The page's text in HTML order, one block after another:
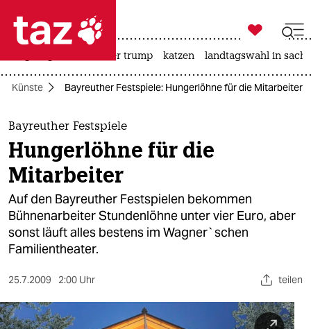
 taz zahl ich
taz zahl ich
themen
politik
öko
gesellschaft
kultur
sport
berlin

taz zahl ich
usa unter trump katzen landtagswahl in
Künste Bayreuther Festspiele: Hungerlöhne für die Mitarbeiter
Bayreuther Festspiele
Hungerlöhne für die
Mitarbeiter
Auf den Bayreuther Festspielen bekommen
Bühnenarbeiter Stundenlöhne unter vier Euro, aber
sonst läuft alles bestens im Wagner`schen
Familientheater.
25.7.2009 2:00 Uhr teilen